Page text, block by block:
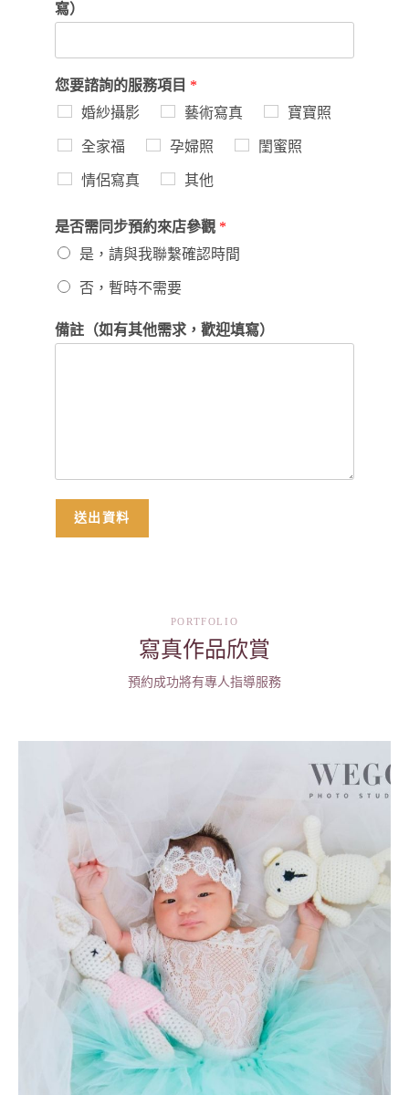
寫）
您要諮詢的服務項目 *
婚紗攝影
藝術寫真 寶寶照
全家福 孕婦照 閨蜜照
情侶寫真 其他
是否需同步預約來店參觀 *
是，請與我聯繫確認時間
否，暫時不需要
備註（如有其他需求，歡迎填寫）
送出資料
PORTFOLIO
寫真作品欣賞
預約成功將有專人指導服務